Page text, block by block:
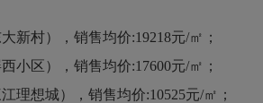
村），销售均价:19218元/㎡；
区），销售均价:17600元/㎡；
想城），销售均价:10525元/㎡；